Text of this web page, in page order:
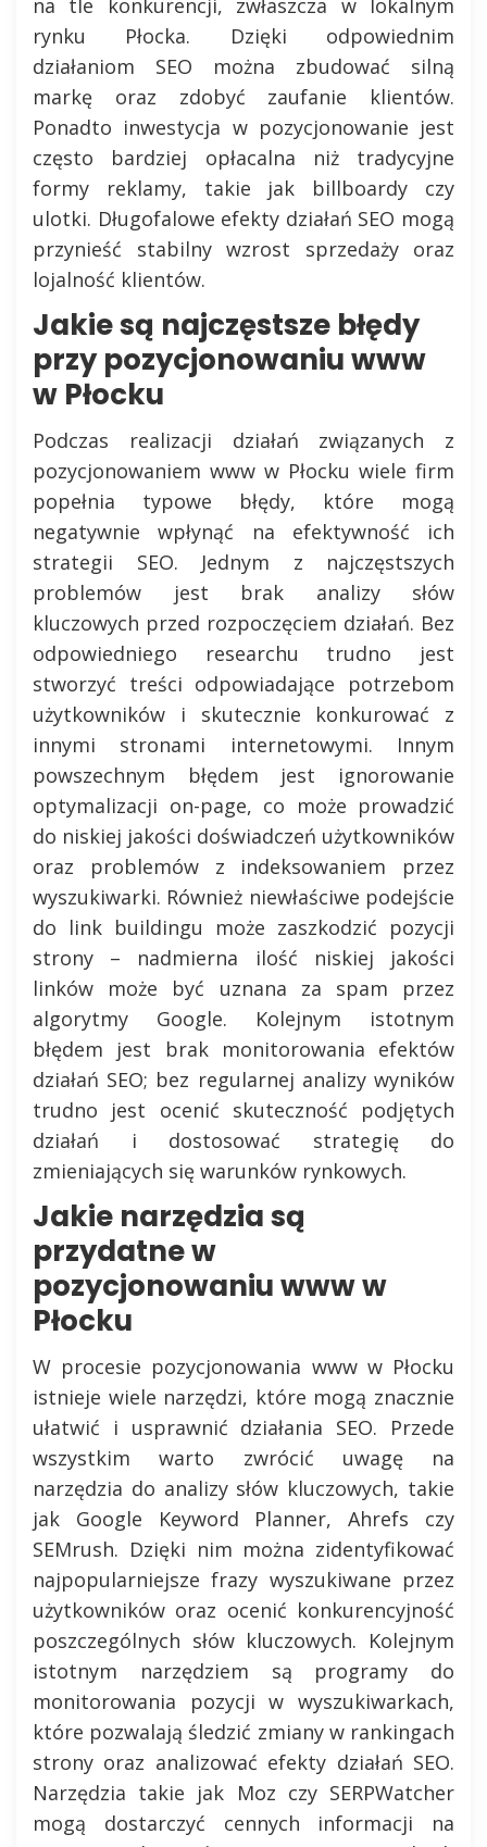
na tle konkurencji, zwłaszcza w lokalnym
rynku Płocka. Dzięki odpowiednim
działaniom SEO można zbudować silną
markę oraz zdobyć zaufanie klientów.
Ponadto inwestycja w pozycjonowanie jest
często bardziej opłacalna niż tradycyjne
formy reklamy, takie jak billboardy czy
ulotki. Długofalowe efekty działań SEO mogą
przynieść stabilny wzrost sprzedaży oraz
lojalność klientów.
Jakie są najczęstsze błędy
przy pozycjonowaniu www
w Płocku
Podczas realizacji działań związanych z
pozycjonowaniem www w Płocku wiele firm
popełnia typowe błędy, które mogą
negatywnie wpłynąć na efektywność ich
strategii SEO. Jednym z najczęstszych
problemów jest brak analizy słów
kluczowych przed rozpoczęciem działań. Bez
odpowiedniego researchu trudno jest
stworzyć treści odpowiadające potrzebom
użytkowników i skutecznie konkurować z
innymi stronami internetowymi. Innym
powszechnym błędem jest ignorowanie
optymalizacji on-page, co może prowadzić
do niskiej jakości doświadczeń użytkowników
oraz problemów z indeksowaniem przez
wyszukiwarki. Również niewłaściwe podejście
do link buildingu może zaszkodzić pozycji
strony – nadmierna ilość niskiej jakości
linków może być uznana za spam przez
algorytmy Google. Kolejnym istotnym
błędem jest brak monitorowania efektów
działań SEO; bez regularnej analizy wyników
trudno jest ocenić skuteczność podjętych
działań i dostosować strategię do
zmieniających się warunków rynkowych.
Jakie narzędzia są
przydatne w
pozycjonowaniu www w
Płocku
W procesie pozycjonowania www w Płocku
istnieje wiele narzędzi, które mogą znacznie
ułatwić i usprawnić działania SEO. Przede
wszystkim warto zwrócić uwagę na
narzędzia do analizy słów kluczowych, takie
jak Google Keyword Planner, Ahrefs czy
SEMrush. Dzięki nim można zidentyfikować
najpopularniejsze frazy wyszukiwane przez
użytkowników oraz ocenić konkurencyjność
poszczególnych słów kluczowych. Kolejnym
istotnym narzędziem są programy do
monitorowania pozycji w wyszukiwarkach,
które pozwalają śledzić zmiany w rankingach
strony oraz analizować efekty działań SEO.
Narzędzia takie jak Moz czy SERPWatcher
mogą dostarczyć cennych informacji na